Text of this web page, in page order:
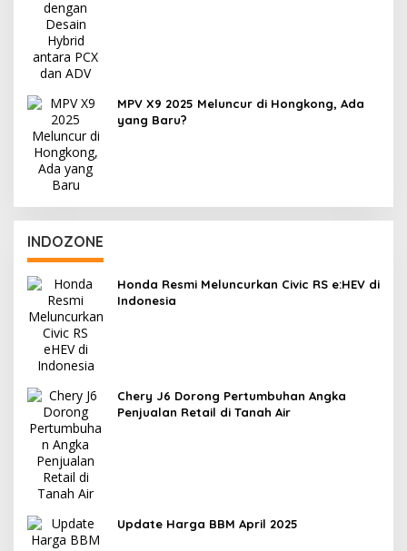
MPV X9 2025 Meluncur di Hongkong, Ada
yang Baru?
INDOZONE
Honda Resmi Meluncurkan Civic RS e:HEV di
Indonesia
Chery J6 Dorong Pertumbuhan Angka
Penjualan Retail di Tanah Air
Update Harga BBM April 2025